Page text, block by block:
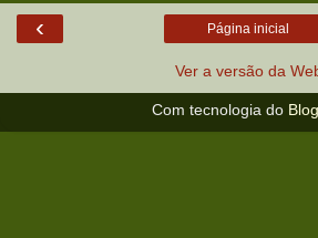
‹ Página inicial
Ver a versão da
Com tecnologia do